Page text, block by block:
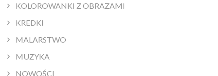
KOLOROWANKI Z OBRAZAMI
KREDKI
MALARSTWO
MUZYKA
NOWOŚCI